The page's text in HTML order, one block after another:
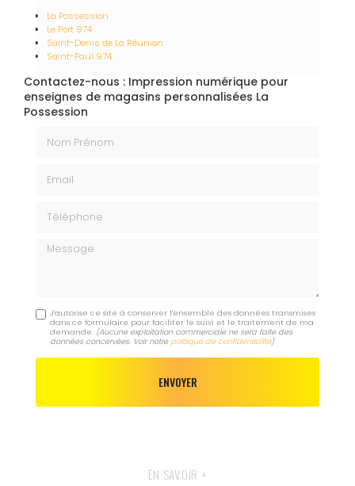
La Possession
Le Port 974
Saint-Denis de La Réunion
Saint-Paul 974
Contactez-nous : Impression numérique pour
enseignes de magasins personnalisées La
Possession
Message
J'autorise ce site à conserver l'ensemble des données transmises
dans ce formulaire pour faciliter le suivi et le traitement de ma
demande. (Aucune exploitation commerciale ne sera faite des
données concervées. Voir notre politique de confidentialité)
EN SAVOIR +